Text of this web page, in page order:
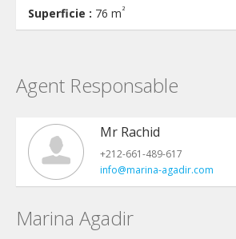
Superficie : 76 m²
Agent Responsable
Mr Rachid
+212-661-489-617
info@marina-agadir.com
Marina Agadir